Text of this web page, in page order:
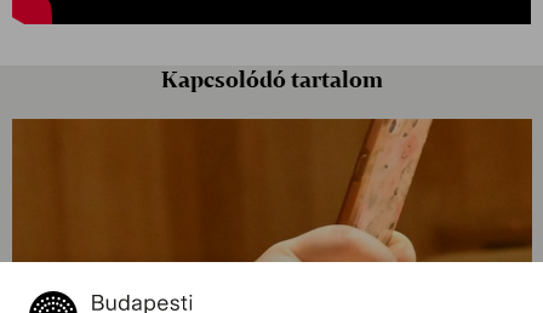
Kapcsolódó tartalom